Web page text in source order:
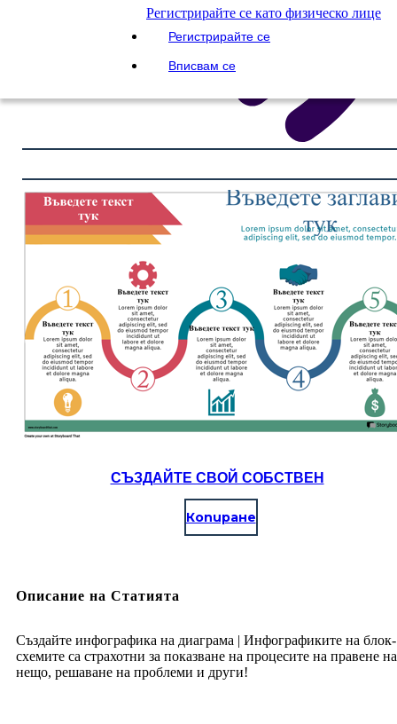
Регистрирайте се като физическо лице
Регистрирайте се
Вписвам се
СЪЗДАЙТЕ СВОЙ СОБСТВЕН
Копиране
Описание на Статията
Създайте инфографика на диаграма | Инфографиките на блок-
схемите са страхотни за показване на процесите на правене на
нещо, решаване на проблеми и други!